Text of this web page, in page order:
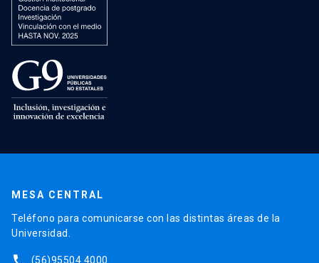
MESA CENTRAL
Teléfono para comunicarse con las distintas áreas de la
Universidad.
(56)95504 4000